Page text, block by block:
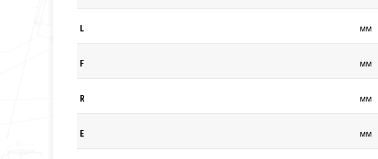
L мм
F мм
R мм
E мм